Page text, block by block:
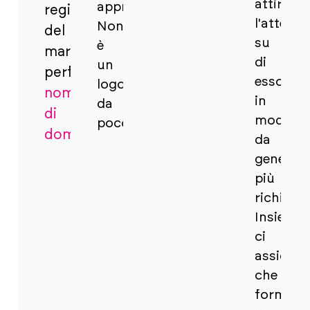
registrazione
del
marchio
perfetto.
nome
di
dominio.
appropriati.
Non
è
un
logo
da
poco.
attirare
su
di
esso
in
modo
da
generare
più
Insieme,
ci
che
forma